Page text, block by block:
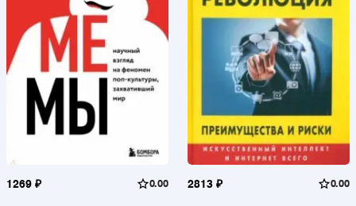
1269 ₽ 0.00 2813 ₽ 0.00